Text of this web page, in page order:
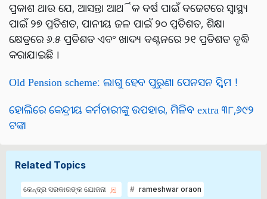
ପ୍ରକାଶ ଥାଉ ଯେ, ଆସନ୍ତା ଆର୍ଥିକ ବର୍ଷ ପାଇଁ ବଜେଟରେ ସ୍ୱାସ୍ଥ୍ୟ
ପାଇଁ ୨୭ ପ୍ରତିଶତ, ପାନୀୟ ଜଳ ପାଇଁ ୨୦ ପ୍ରତିଶତ, ଶିକ୍ଷା
କ୍ଷେତ୍ରରେ ୬.୫ ପ୍ରତିଶତ ଏବଂ ଖାଦ୍ୟ ବଣ୍ଟନରେ ୨୧ ପ୍ରତିଶତ ବୃଦ୍ଧି
କରାଯାଇଛି ।
Old Pension scheme: ଲାଗୁ ହେବ ପୁରୁଣା ପେନସନ ସ୍କିମ !
ହୋଲିରେ କେନ୍ଦ୍ରୀୟ କର୍ମଚାରୀଙ୍କୁ ଉପହାର, ମିଳିବ extra ୩୮,୬୯୨
ଟଙ୍କା
Related Topics
କେନ୍ଦ୍ର ସରକାରଙ୍କ ଯୋଜନା rameshwar oraon